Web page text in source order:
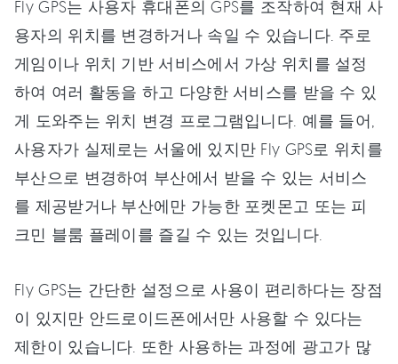
Fly GPS는 사용자 휴대폰의 GPS를 조작하여 현재 사
용자의 위치를 변경하거나 속일 수 있습니다. 주로
게임이나 위치 기반 서비스에서 가상 위치를 설정
하여 여러 활동을 하고 다양한 서비스를 받을 수 있
게 도와주는 위치 변경 프로그램입니다. 예를 들어,
사용자가 실제로는 서울에 있지만 Fly GPS로 위치를
부산으로 변경하여 부산에서 받을 수 있는 서비스
를 제공받거나 부산에만 가능한 포켓몬고 또는 피
크민 블룸 플레이를 즐길 수 있는 것입니다.
Fly GPS는 간단한 설정으로 사용이 편리하다는 장점
이 있지만 안드로이드폰에서만 사용할 수 있다는
제한이 있습니다. 또한 사용하는 과정에 광고가 많